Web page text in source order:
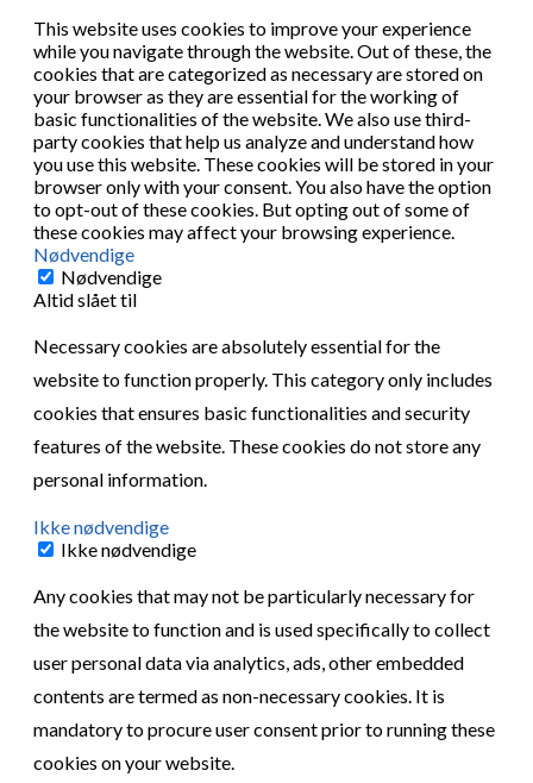
This website uses cookies to improve your experience
while you navigate through the website. Out of these, the
cookies that are categorized as necessary are stored on
your browser as they are essential for the working of
basic functionalities of the website. We also use third-
party cookies that help us analyze and understand how
you use this website. These cookies will be stored in your
browser only with your consent. You also have the option
to opt-out of these cookies. But opting out of some of
these cookies may affect your browsing experience.
Nødvendige
Nødvendige
Altid slået til
Necessary cookies are absolutely essential for the
website to function properly. This category only includes
cookies that ensures basic functionalities and security
features of the website. These cookies do not store any
personal information.
Ikke nødvendige
Ikke nødvendige
Any cookies that may not be particularly necessary for
the website to function and is used specifically to collect
user personal data via analytics, ads, other embedded
contents are termed as non-necessary cookies. It is
mandatory to procure user consent prior to running these
cookies on your website.